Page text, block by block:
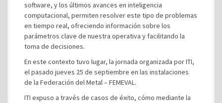
software, y los últimos avances en inteligencia
computacional, permiten resolver este tipo de problemas
en tiempo real, ofreciendo información sobre los
parámetros clave de nuestra operativa y facilitando la
toma de decisiones.
En este contexto tuvo lugar, la jornada organizada por ITI,
el pasado jueves 25 de septiembre en las instalaciones
de la Federación del Metal – FEMEVAL.
ITI expuso a través de casos de éxito, cómo mediante la